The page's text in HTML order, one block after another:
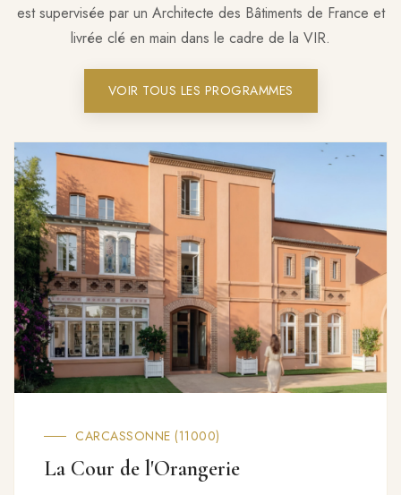
est supervisée par un Architecte des Bâtiments de France et
livrée clé en main dans le cadre de la VIR.
VOIR TOUS LES PROGRAMMES
TROYES (10000)
Marquise